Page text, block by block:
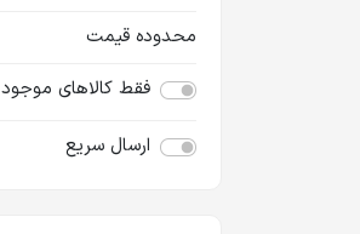
محدوده قیمت
فقط کالاهای موجود
ارسال سریع